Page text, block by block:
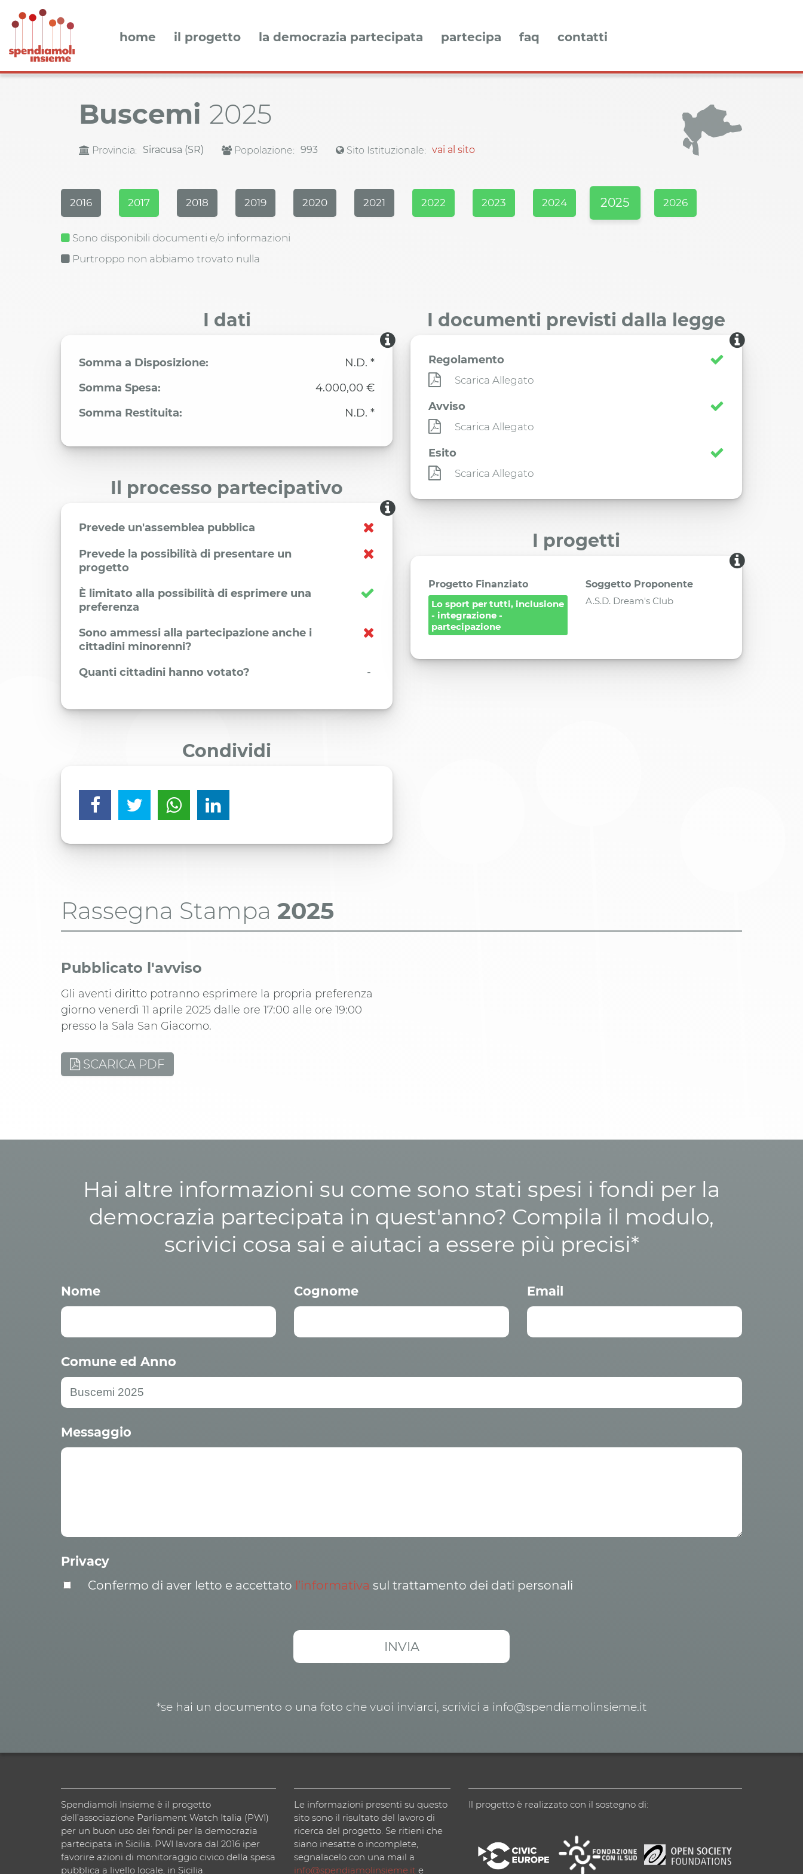
home il progetto la democrazia partecipata partecipa faq contatti
Buscemi 2025
Provincia: Siracusa (SR) Popolazione: 993 Sito Istituzionale: vai al sito
2016 2017 2018 2019 2020 2021 2022 2023 2024 2025 2026
Sono disponibili documenti e/o informazioni
Purtroppo non abbiamo trovato nulla
I dati
Somma a Disposizione:
N.D. *
Somma Spesa:
4.000,00 €
Somma Restituita:
N.D. *
I documenti previsti dalla legge
Regolamento
Scarica Allegato
Avviso
Scarica Allegato
Esito
Scarica Allegato
Il processo partecipativo
Prevede un'assemblea pubblica
Prevede la possibilità di presentare un
progetto
È limitato alla possibilità di esprimere una
preferenza
Sono ammessi alla partecipazione anche i
cittadini minorenni?
Quanti cittadini hanno votato?
-
I progetti
Progetto Finanziato
Soggetto Proponente
Lo sport per tutti, inclusione
- integrazione -
partecipazione
A.S.D. Dream's Club
Condividi
Rassegna Stampa 2025
Pubblicato l'avviso
Gli aventi diritto potranno esprimere la propria preferenza
giorno venerdì 11 aprile 2025 dalle ore 17:00 alle ore 19:00
presso la Sala San Giacomo.
SCARICA PDF
Hai altre informazioni su come sono stati spesi i fondi per la
democrazia partecipata in quest'anno? Compila il modulo,
scrivici cosa sai e aiutaci a essere più precisi*
Nome Cognome Email
Comune ed Anno
Messaggio
Privacy
Confermo di aver letto e accettato l’informativa sul trattamento dei dati personali
*se hai un documento o una foto che vuoi inviarci, scrivici a info@spendiamolinsieme.it
Spendiamoli Insieme è il progetto
dell’associazione Parliament Watch Italia (PWI)
per un buon uso dei fondi per la democrazia
partecipata in Sicilia. PWI lavora dal 2016 iper
favorire azioni di monitoraggio civico della spesa
pubblica a livello locale, in Sicilia.
Le informazioni presenti su questo
sito sono il risultato del lavoro di
ricerca del progetto. Se ritieni che
siano inesatte o incomplete,
segnalacelo con una mail a
info@spendiamolinsieme.ite
Il progetto è realizzato con il sostegno di: